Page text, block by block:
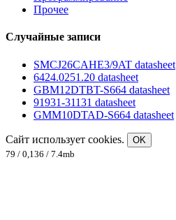
Прочее
Случайные записи
SMCJ26CAHE3/9AT datasheet
6424.0251.20 datasheet
GBM12DTBT-S664 datasheet
91931-31131 datasheet
GMM10DTAD-S664 datasheet
Сайт использует cookies.
OK
79 / 0,136 / 7.4mb